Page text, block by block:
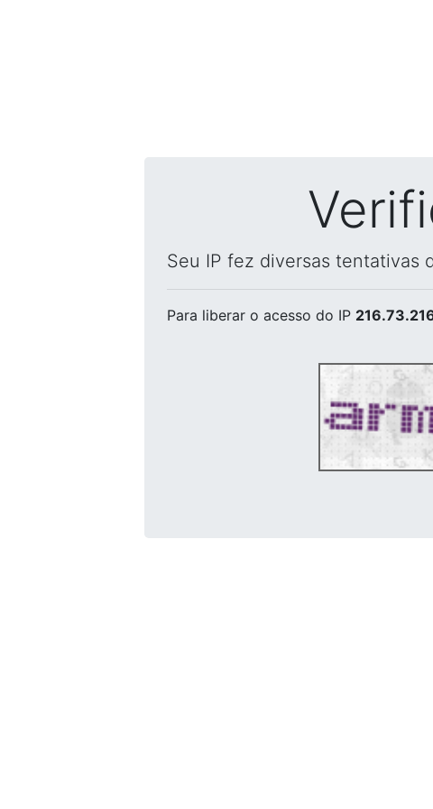
Seu IP fez diversas tentativas
Para liberar o acesso do IP